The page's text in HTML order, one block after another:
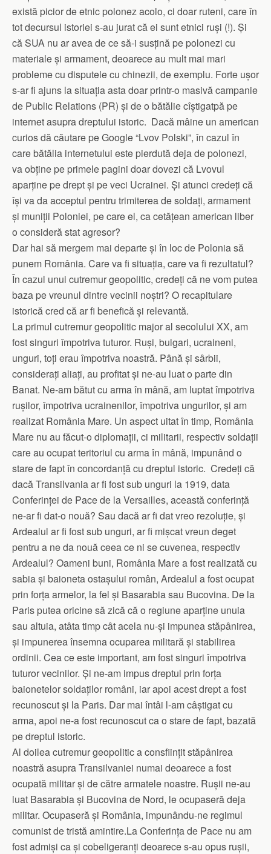
există picior de etnic polonez acolo, ci doar ruteni, care în
tot decursul istoriei s-au jurat că ei sunt etnici ruși (!). Și
că SUA nu ar avea de ce să-i susțină pe polonezi cu
materiale și armament, deoarece au mult mai mari
probleme cu disputele cu chinezii, de exemplu. Forte ușor
s-ar fi ajuns la situația asta doar printr-o masivă campanie
de Public Relations (PR) și de o bătălie cîștigatpă pe
internet asupra dreptului istoric. Dacă mâine un american
curios dă căutare pe Google “Lvov Polski”, în cazul în
care bătălia internetului este pierdută deja de polonezi,
va obține pe primele pagini doar dovezi că Lvovul
aparține pe drept și pe veci Ucrainei. Și atunci credeți că
își va da acceptul pentru trimiterea de soldați, armament
și muniții Poloniei, pe care el, ca cetățean american liber
o consideră stat agresor?
Dar hai să mergem mai departe și în loc de Polonia să
punem România. Care va fi situația, care va fi rezultatul?
În cazul unui cutremur geopolitic, credeți că ne vom putea
baza pe vreunul dintre vecinii noștri? O recapitulare
istorică cred că ar fi benefică și relevantă.
La primul cutremur geopolitic major al secolului XX, am
fost singuri împotriva tuturor. Ruși, bulgari, ucraineni,
unguri, toți erau împotriva noastră. Până și sârbii,
considerați aliați, au profitat și ne-au luat o parte din
Banat. Ne-am bătut cu arma în mână, am luptat împotriva
rușilor, împotriva ucrainenilor, împotriva ungurilor, și am
realizat România Mare. Un aspect uitat în timp, România
Mare nu au făcut-o diplomații, ci militarii, respectiv soldații
care au ocupat teritoriul cu arma în mână, impunând o
stare de fapt în concordanță cu dreptul istoric. Credeți că
dacă Transilvania ar fi fost sub unguri la 1919, data
Conferinței de Pace de la Versailles, această conferință
ne-ar fi dat-o nouă? Sau dacă ar fi dat vreo rezoluție, și
Ardealul ar fi fost sub unguri, ar fi mișcat vreun deget
pentru a ne da nouă ceea ce ni se cuvenea, respectiv
Ardealul? Oameni buni, România Mare a fost realizată cu
sabia și baioneta ostașului român, Ardealul a fost ocupat
prin forța armelor, la fel și Basarabia sau Bucovina. De la
Paris putea oricine să zică că o regiune aparține unuia
sau altuia, atâta timp cât acela nu-și impunea stăpânirea,
și impunerea însemna ocuparea militară și stabilirea
ordinii. Cea ce este important, am fost singuri împotriva
tuturor vecinilor. Și ne-am impus dreptul prin forța
baionetelor soldaților români, iar apoi acest drept a fost
recunoscut și la Paris. Dar mai întâi l-am câștigat cu
arma, apoi ne-a fost recunoscut ca o stare de fapt, bazată
pe dreptul istoric.
Al doilea cutremur geopolitic a consființit stăpânirea
noastră asupra Transilvaniei numai deoarece a fost
ocupată militar și de către armatele noastre. Rușii ne-au
luat Basarabia și Bucovina de Nord, le ocupaseră deja
militar. Ocupaseră și România, impunându-ne regimul
comunist de tristă amintire.La Conferința de Pace nu am
fost admiși ca și cobeligeranți deoarece s-au opus rușii,